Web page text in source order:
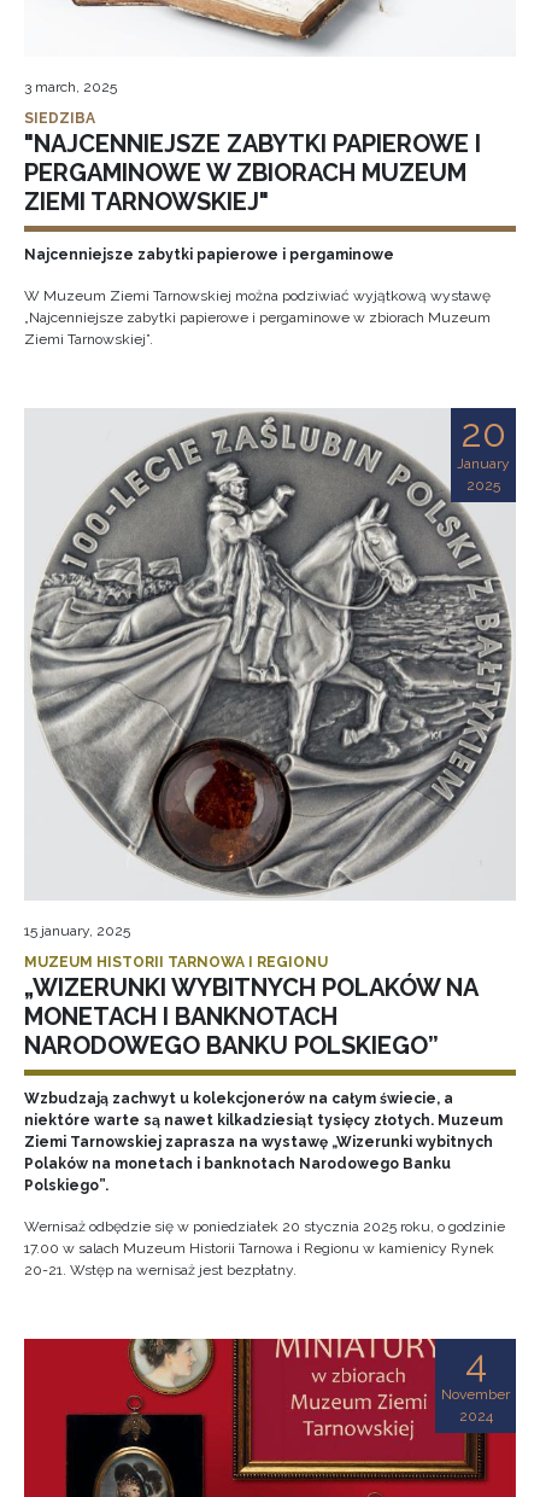
3 march, 2025
SIEDZIBA
"NAJCENNIEJSZE ZABYTKI PAPIEROWE I
PERGAMINOWE W ZBIORACH MUZEUM
ZIEMI TARNOWSKIEJ"
Najcenniejsze zabytki papierowe i pergaminowe
W Muzeum Ziemi Tarnowskiej można podziwiać wyjątkową wystawę
„Najcenniejsze zabytki papierowe i pergaminowe w zbiorach Muzeum
Ziemi Tarnowskiej”.
20
January
2025
15 january, 2025
MUZEUM HISTORII TARNOWA I REGIONU
„WIZERUNKI WYBITNYCH POLAKÓW NA
MONETACH I BANKNOTACH
NARODOWEGO BANKU POLSKIEGO”
Wzbudzają zachwyt u kolekcjonerów na całym świecie, a
niektóre warte są nawet kilkadziesiąt tysięcy złotych. Muzeum
Ziemi Tarnowskiej zaprasza na wystawę „Wizerunki wybitnych
Polaków na monetach i banknotach Narodowego Banku
Polskiego”.
Wernisaż odbędzie się w poniedziałek 20 stycznia 2025 roku, o godzinie
17.00 w salach Muzeum Historii Tarnowa i Regionu w kamienicy Rynek
20-21. Wstęp na wernisaż jest bezpłatny.
4
November
2024